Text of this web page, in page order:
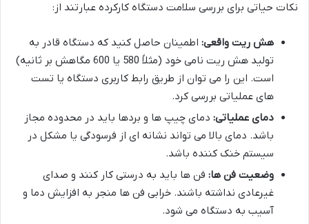
نکات حیاتی برای بررسی سلامت دستگاه کارکرده عبارتند از:
هش ریت واقعی: اطمینان حاصل کنید که دستگاه قادر به
تولید هش ریت نامی خود (مثلاً 580 یا 600 مگاهش بر ثانیه)
است. این را می توان از طریق رابط کاربری دستگاه یا تست
های عملیاتی بررسی کرد.
دمای عملیاتی: دمای چیپ ها و بردها باید در محدوده مجاز
باشد. دمای بالا می تواند نشانه ای از فرسودگی یا مشکل در
سیستم خنک کننده باشد.
وضعیت فن ها: فن ها باید به درستی کار کنند و صدای
غیرعادی نداشته باشند. خرابی فن ها منجر به افزایش دما و
آسیب به دستگاه می شود.